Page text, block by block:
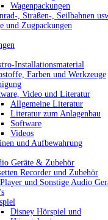
Wagenpackungen
, Straßen-, Seilbahnen
und Zugpackungen
Installationsmaterial
Farben und Werkzeuge
Video und Literatur
Allgemeine Literatur
Literatur zum Anlagenbau
Software
Videos
und Aufbewahrung
Geräte & Zubehör
Recorder und Zubehör
und Sonstige Audio
Disney Hörspiel und